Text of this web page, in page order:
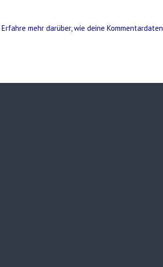
Erfahre mehr darüber, wie deine Kommentardaten